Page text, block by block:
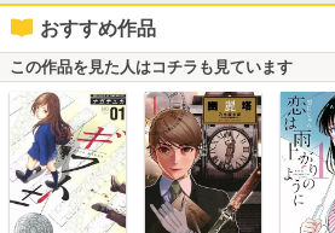
おすすめ作品
この作品を見た人はコチラも見ています